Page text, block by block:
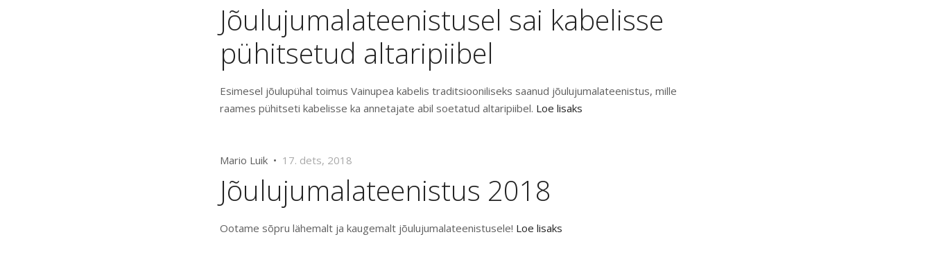
Jõulujumalateenistusel sai kabelisse
pühitsetud altaripiibel
Esimesel jõulupühal toimus Vainupea kabelis traditsiooniliseks saanud jõulujumalateenistus, mille
raames pühitseti kabelisse ka annetajate abil soetatud altaripiibel. Loe lisaks
Mario Luik • 17. dets, 2018
Jõulujumalateenistus 2018
Ootame sõpru lähemalt ja kaugemalt jõulujumalateenistusele! Loe lisaks